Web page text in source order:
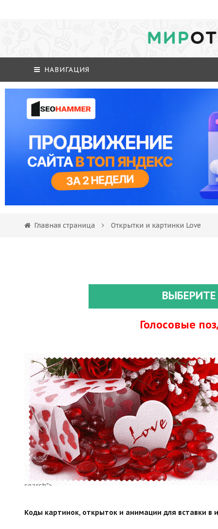
МИР
НАВИГАЦИЯ
Главная страница Открытки и картинки Love
Голосовые
search">
Коды картинок, открыток и анимации для вставки в